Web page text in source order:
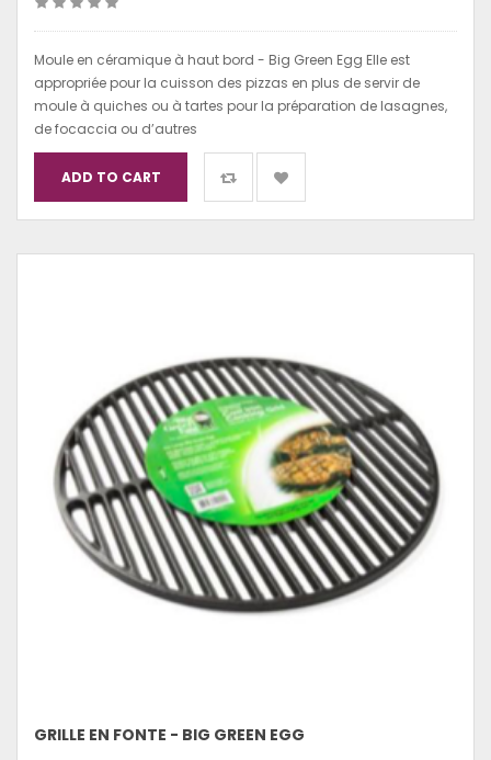
Moule en céramique à haut bord - Big Green Egg Elle est
appropriée pour la cuisson des pizzas en plus de servir de
moule à quiches ou à tartes pour la préparation de lasagnes,
de focaccia ou d’autres
ADD TO CART
GRILLE EN FONTE - BIG GREEN EGG